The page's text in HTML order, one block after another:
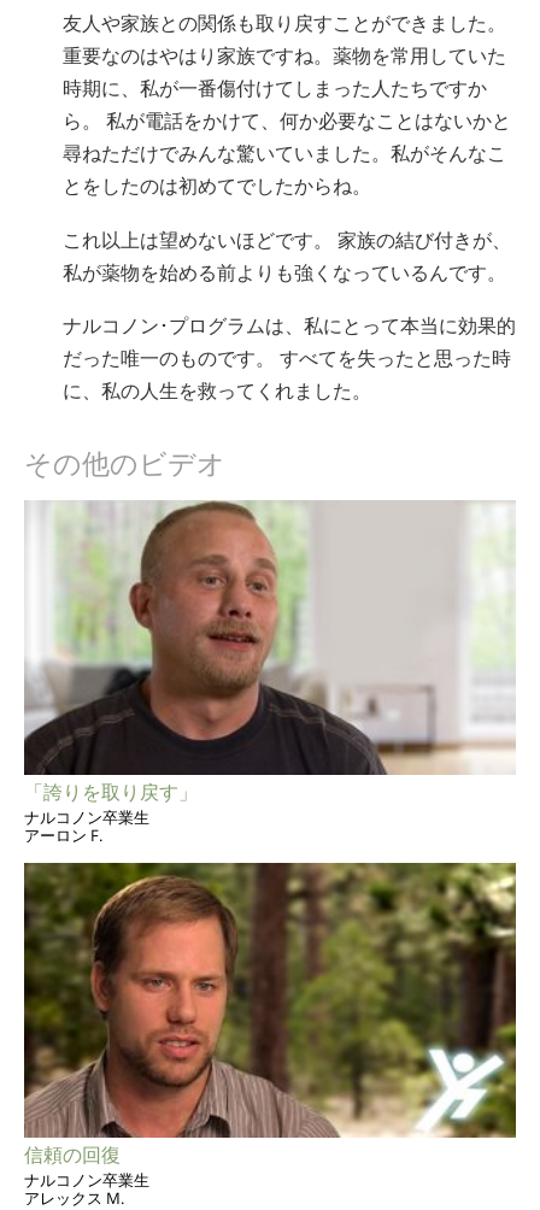
友人や家族との関係も取り戻すことができました。
重要なのはやはり家族ですね。薬物を常用していた
時期に、私が一番傷付けてしまった人たちですか
ら。 私が電話をかけて、何か必要なことはないかと
尋ねただけでみんな驚いていました。私がそんなこ
とをしたのは初めてでしたからね。
これ以上は望めないほどです。 家族の結び付きが、
私が薬物を始める前よりも強くなっているんです。
ナルコノン･プログラムは、私にとって本当に効果的
だった唯一のものです。 すべてを失ったと思った時
に、私の人生を救ってくれました。
その他のビデオ
「誇りを取り戻す」
ナルコノン卒業生
アーロン F.
信頼の回復
ナルコノン卒業生
アレックス M.